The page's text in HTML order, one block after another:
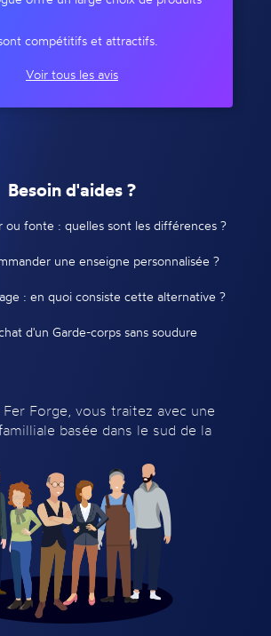
compétitifs et attractifs.
Voir tous les avis
Besoin d'aides ?
ou fonte : quelles sont les différences ?
une enseigne personnalisée ?
: en quoi consiste cette alternative ?
d'un Garde-corps sans soudure
Forge, vous traitez avec une
basée dans le sud de la